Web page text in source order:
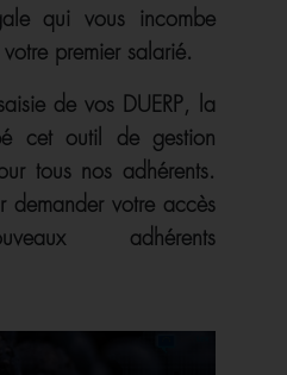
qui vous incombe
premier salarié.
de vos DUERP, la
cet outil de gestion
tous nos adhérents.
demander votre accès
adhérents